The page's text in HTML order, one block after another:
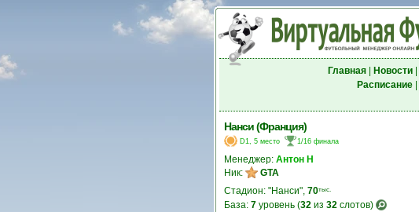
Главная| Новости|
Расписание|
Нанси (Франция)
D1, 5 место 1/16 финала
Менеджер: Антон Н
Ник:
GTA
Стадион: "Нанси", 70тыс.
База: 7 уровень (32 из 32 слотов)